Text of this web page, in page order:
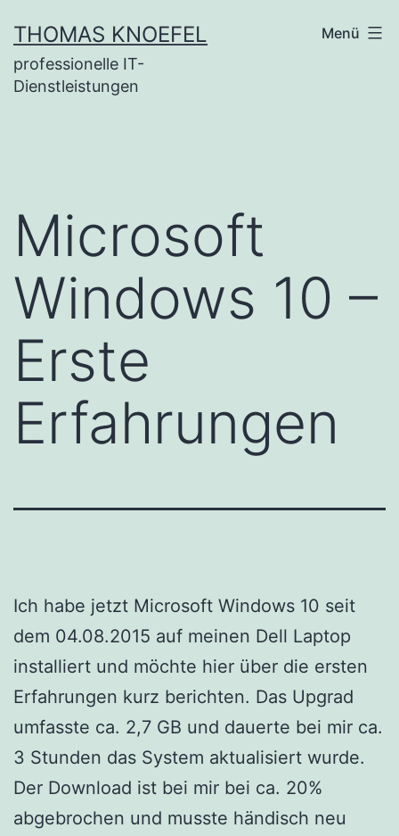
Inhalt
springen
THOMAS KNOEFEL
professionelle IT-
Dienstleistungen
Menü
Microsoft
Windows 10 –
Erste
Erfahrungen
Ich habe jetzt Microsoft Windows 10 seit
dem 04.08.2015 auf meinen Dell Laptop
installiert und möchte hier über die ersten
Erfahrungen kurz berichten. Das Upgrad
umfasste ca. 2,7 GB und dauerte bei mir ca.
3 Stunden das System aktualisiert wurde.
Der Download ist bei mir bei ca. 20%
abgebrochen und musste händisch neu